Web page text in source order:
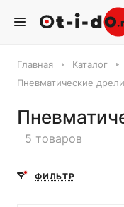
Главная Каталог
Пневматические дрели
5 товаров
ФИЛЬТР